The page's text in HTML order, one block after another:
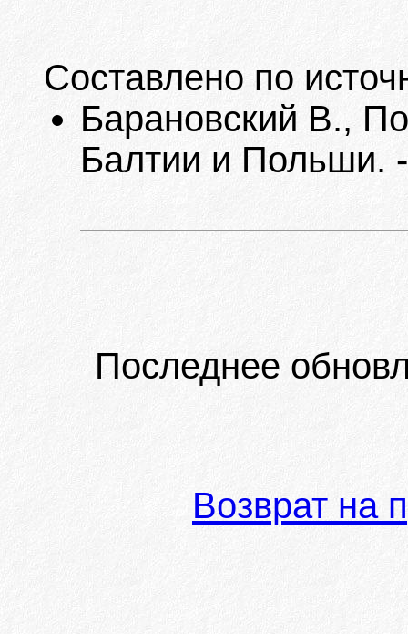
Составлено по
Барановский В.,
Балтии и Польши.
Последнее
Возврат на